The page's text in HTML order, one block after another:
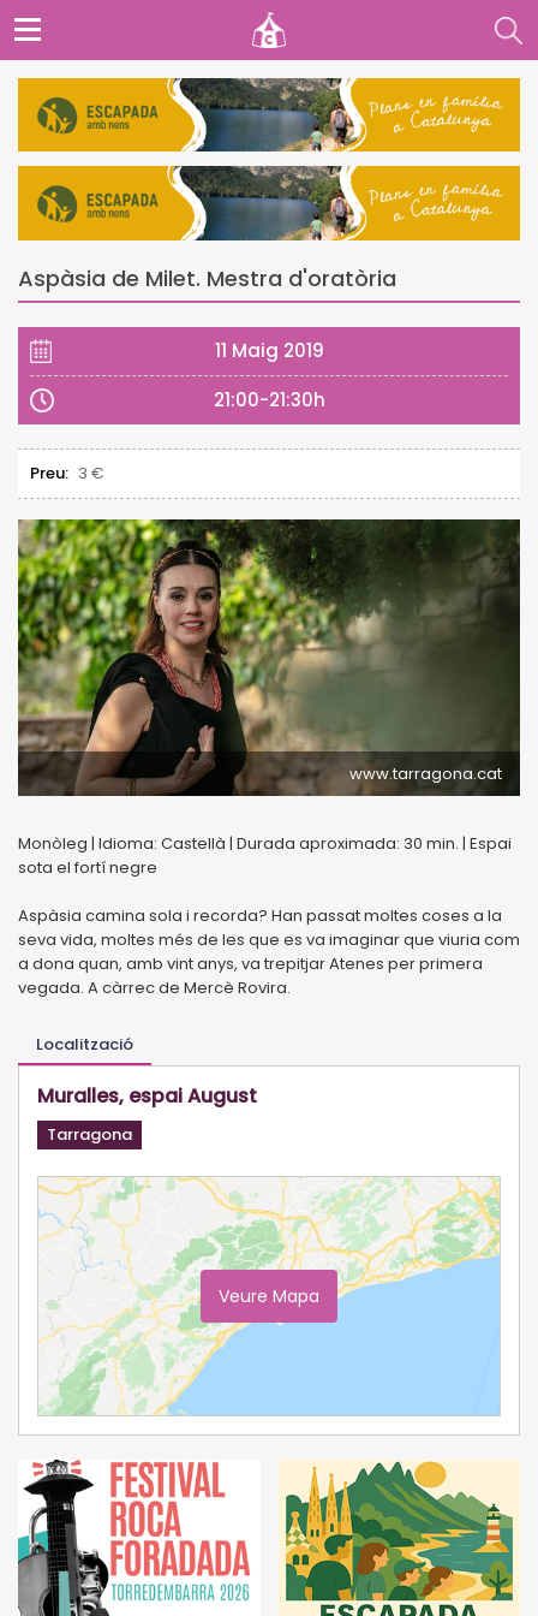
Aspàsia de Milet. Mestra d'oratòria
11 Maig 2019
21:00-21:30h
Preu: 3 €
www.tarragona.cat
Monòleg | Idioma: Castellà | Durada aproximada: 30 min. | Espai
sota el fortí negre
Aspàsia camina sola i recorda? Han passat moltes coses a la
seva vida, moltes més de les que es va imaginar que viuria com
a dona quan, amb vint anys, va trepitjar Atenes per primera
vegada. A càrrec de Mercè Rovira.
Localització
Muralles, espai August
Tarragona
Veure Mapa